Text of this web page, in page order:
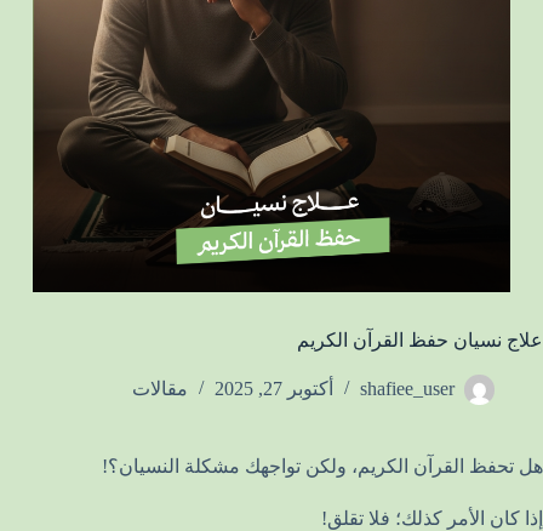
علاج نسيان حفظ القرآن الكريم
shafiee_user أكتوبر 27, 2025 مقالات
هل تحفظ القرآن الكريم، ولكن تواجهك مشكلة النسيان؟!
إذا كان الأمر كذلك؛ فلا تقلق!